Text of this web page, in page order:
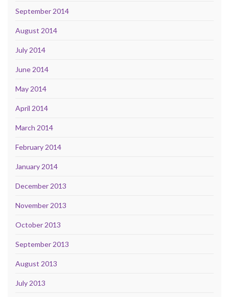
September 2014
August 2014
July 2014
June 2014
May 2014
April 2014
March 2014
February 2014
January 2014
December 2013
November 2013
October 2013
September 2013
August 2013
July 2013